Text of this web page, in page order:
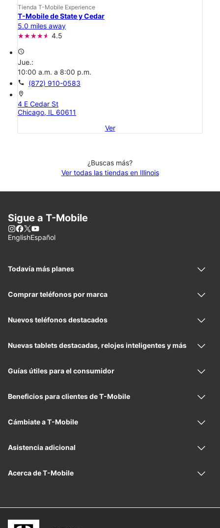
Tienda T-Mobile Experience
T-Mobile de State y Cedar
5.0 miles away
4.5
access_time
Jue.:
10:00 a.m. a 8:00 p.m.
call (872) 910-0583
location_on
4 E Cedar St
Chicago, IL 60611
Ver
¿Buscas más?
Ver todas las tiendas en Illinois